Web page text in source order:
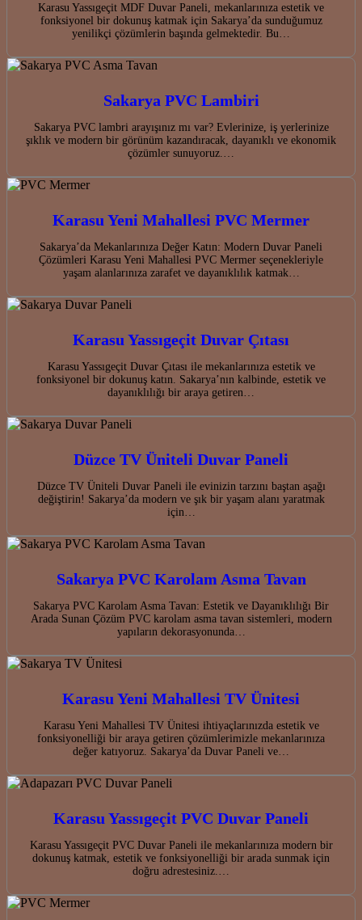
Karasu Yassıgeçit MDF Duvar Paneli, mekanlarınıza estetik ve
fonksiyonel bir dokunuş katmak için Sakarya’da sunduğumuz
yenilikçi çözümlerin başında gelmektedir. Bu…
Sakarya PVC Lambiri
Sakarya PVC lambri arayışınız mı var? Evlerinize, iş yerlerinize
şıklık ve modern bir görünüm kazandıracak, dayanıklı ve ekonomik
çözümler sunuyoruz.…
Karasu Yeni Mahallesi PVC Mermer
Sakarya’da Mekanlarınıza Değer Katın: Modern Duvar Paneli
Çözümleri Karasu Yeni Mahallesi PVC Mermer seçenekleriyle
yaşam alanlarınıza zarafet ve dayanıklılık katmak…
Karasu Yassıgeçit Duvar Çıtası
Karasu Yassıgeçit Duvar Çıtası ile mekanlarınıza estetik ve
fonksiyonel bir dokunuş katın. Sakarya’nın kalbinde, estetik ve
dayanıklılığı bir araya getiren…
Düzce TV Üniteli Duvar Paneli
Düzce TV Üniteli Duvar Paneli ile evinizin tarzını baştan aşağı
değiştirin! Sakarya’da modern ve şık bir yaşam alanı yaratmak
için…
Sakarya PVC Karolam Asma Tavan
Sakarya PVC Karolam Asma Tavan: Estetik ve Dayanıklılığı Bir
Arada Sunan Çözüm PVC karolam asma tavan sistemleri, modern
yapıların dekorasyonunda…
Karasu Yeni Mahallesi TV Ünitesi
Karasu Yeni Mahallesi TV Ünitesi ihtiyaçlarınızda estetik ve
fonksiyonelliği bir araya getiren çözümlerimizle mekanlarınıza
değer katıyoruz. Sakarya’da Duvar Paneli ve…
Karasu Yassıgeçit PVC Duvar Paneli
Karasu Yassıgeçit PVC Duvar Paneli ile mekanlarınıza modern bir
dokunuş katmak, estetik ve fonksiyonelliği bir arada sunmak için
doğru adrestesiniz.…